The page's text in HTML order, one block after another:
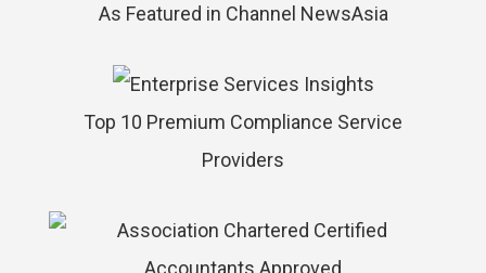
As Featured in Channel NewsAsia
Top 10 Premium Compliance Service
Providers